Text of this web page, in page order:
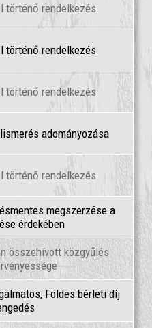
történő rendelkezés
történő rendelkezés
történő rendelkezés
adományozása
történő rendelkezés
megszerzése a
érdekében
összehívott közgyűlés
Földes bérleti díj